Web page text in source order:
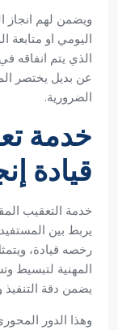
ويضمن لهم انجاز
اليومي او متابعة
الذي يتم انفاقه
عن بديل يختصر
الضرورية.
خدمة
قيادة
خدمة التعقيب
يربط بين
رخصه قيادة،
المهنية لتبسيط
يضمن دقة التنفيذ
وهذا الدور